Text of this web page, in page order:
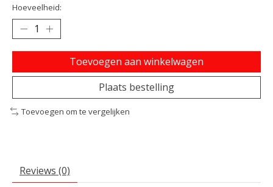
Hoeveelheid:
Toevoegen aan winkelwagen
Plaats bestelling
Toevoegen om te vergelijken
Reviews (0)